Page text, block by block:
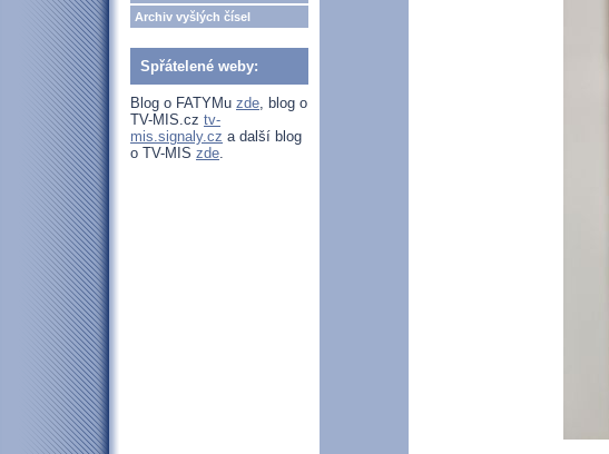
Archiv vyšlých čísel
Spřátelené weby:
Blog o FATYMu zde, blog o
TV-MIS.cz tv-
mis.signaly.cz a další blog
o TV-MIS zde.